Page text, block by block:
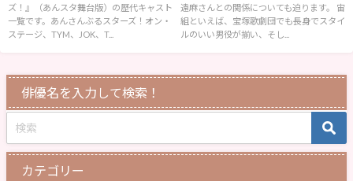
ズ！』（あんスタ舞台版）の歴代キャスト
一覧です。あんさんぶるスターズ！オン・
ステージ、TYM、JOK、T...
遠麻さんとの関係についても迫ります。 宙
組といえば、宝塚歌劇団でも長身でスタイ
ルのいい男役が揃い、そし...
俳優名を入力して検索！
カテゴリー